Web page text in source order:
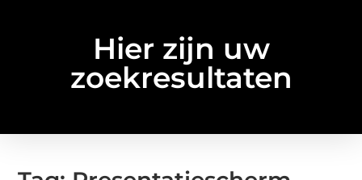
Hier zijn uw
zoekresultaten